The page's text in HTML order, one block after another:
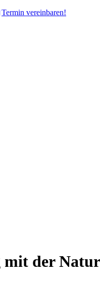
Termin vereinbaren!
mit der Natur